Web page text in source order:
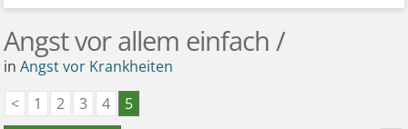
Angst vor allem einfach /
inAngst vor Krankheiten
<
1 2 3 4 5